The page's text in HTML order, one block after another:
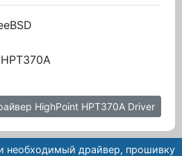
HighPoint HPT370A Driver
необходимый драйвер, прошивку